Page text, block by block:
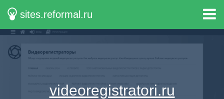
sites.reformal.ru
videoregistratori.ru